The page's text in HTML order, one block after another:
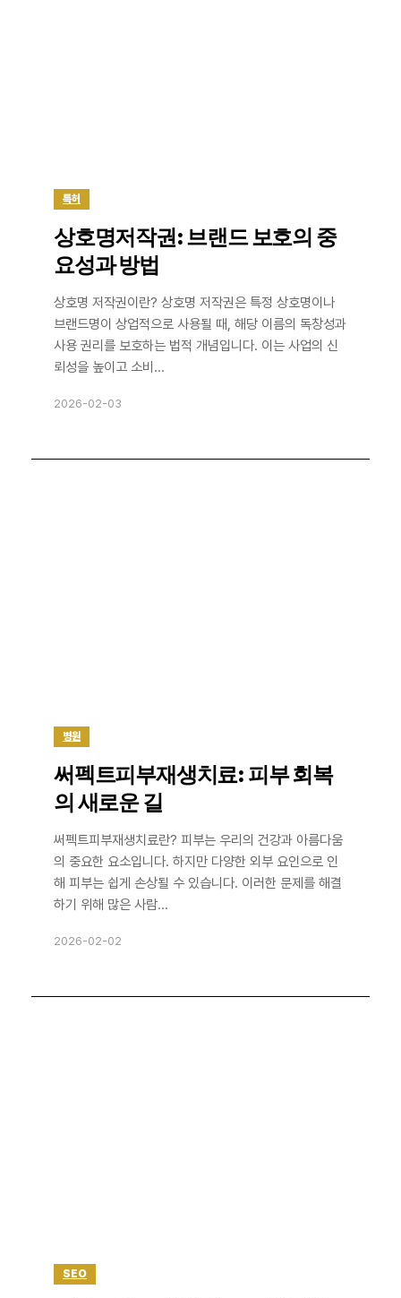
특허
상호명저작권: 브랜드 보호의 중
요성과 방법
상호명 저작권이란? 상호명 저작권은 특정 상호명이나
브랜드명이 상업적으로 사용될 때, 해당 이름의 독창성과
사용 권리를 보호하는 법적 개념입니다. 이는 사업의 신
뢰성을 높이고 소비...
2026-02-03
병원
써펙트피부재생치료: 피부 회복
의 새로운 길
써펙트피부재생치료란? 피부는 우리의 건강과 아름다움
의 중요한 요소입니다. 하지만 다양한 외부 요인으로 인
해 피부는 쉽게 손상될 수 있습니다. 이러한 문제를 해결
하기 위해 많은 사람...
2026-02-02
SEO